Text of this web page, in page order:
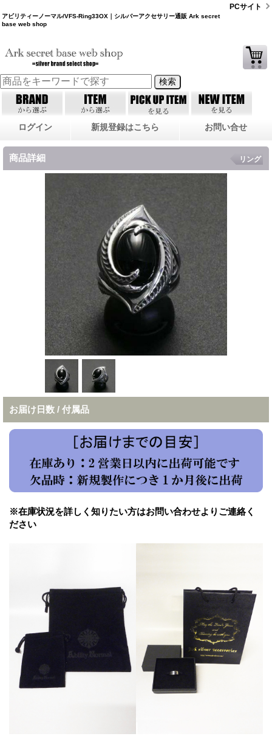
アビリティーノーマル/VFS-Ring33OX｜シルバーアクセサリー通販 Ark secret
base web shop
PCサイト
ログイン 新規登録はこちら お問い合せ
商品詳細 リング
お届け日数 / 付属品
※在庫状況を詳しく知りたい方はお問い合わせよりご連絡く
ださい